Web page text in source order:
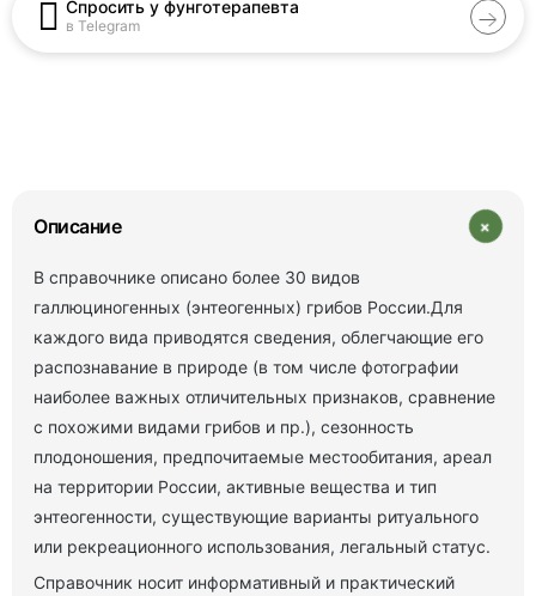
Спросить у фунготерапевта
в Telegram
Описание +
В справочнике описано более 30 видов
галлюциногенных (энтеогенных) грибов России.Для
каждого вида приводятся сведения, облегчающие его
распознавание в природе (в том числе фотографии
наиболее важных отличительных признаков, сравнение
с похожими видами грибов и пр.), сезонность
плодоношения, предпочитаемые местообитания, ареал
на территории России, активные вещества и тип
энтеогенности, существующие варианты ритуального
или рекреационного использования, легальный статус.
Справочник носит информативный и практический